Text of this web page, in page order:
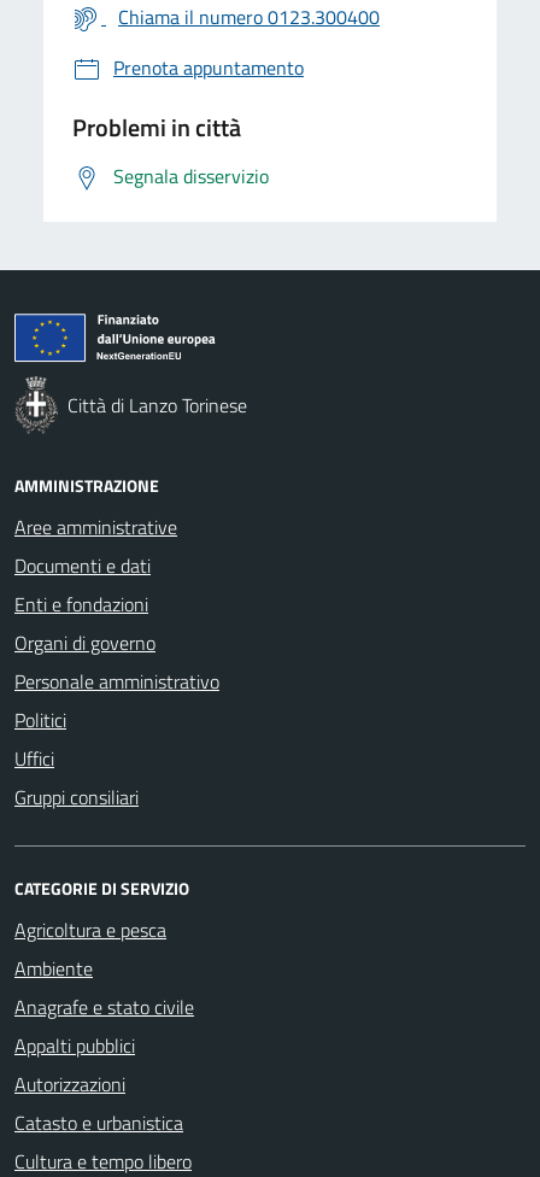
Chiama il numero 0123.300400
Prenota appuntamento
Problemi in città
Segnala disservizio
Città di Lanzo Torinese
AMMINISTRAZIONE
Aree amministrative
Documenti e dati
Enti e fondazioni
Organi di governo
Personale amministrativo
Politici
Uffici
Gruppi consiliari
CATEGORIE DI SERVIZIO
Agricoltura e pesca
Ambiente
Anagrafe e stato civile
Appalti pubblici
Autorizzazioni
Catasto e urbanistica
Cultura e tempo libero